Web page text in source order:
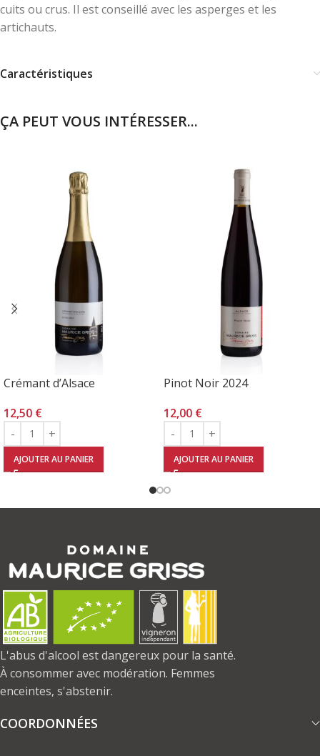
cuits ou crus. Il est conseillé avec les asperges et les
artichauts.
Caractéristiques
ÇA PEUT VOUS INTÉRESSER...
Crémant d’Alsace
12,50 €
AJOUTER AU PANIER
Pinot Noir 2024
12,00 €
AJOUTER AU PANIER
L'abus d'alcool est dangereux pour la santé.
À consommer avec modération. Femmes
enceintes, s'abstenir.
COORDONNÉES